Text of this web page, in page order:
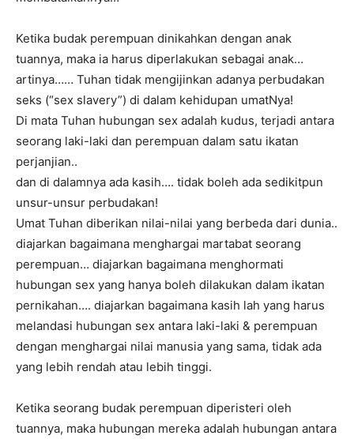
Ketika budak perempuan dinikahkan dengan anak
tuannya, maka ia harus diperlakukan sebagai anak…
artinya…… Tuhan tidak mengijinkan adanya perbudakan
seks (“sex slavery”) di dalam kehidupan umatNya!
Di mata Tuhan hubungan sex adalah kudus, terjadi antara
seorang laki-laki dan perempuan dalam satu ikatan
perjanjian..
dan di dalamnya ada kasih…. tidak boleh ada sedikitpun
unsur-unsur perbudakan!
Umat Tuhan diberikan nilai-nilai yang berbeda dari dunia..
diajarkan bagaimana menghargai martabat seorang
perempuan… diajarkan bagaimana menghormati
hubungan sex yang hanya boleh dilakukan dalam ikatan
pernikahan…. diajarkan bagaimana kasih lah yang harus
melandasi hubungan sex antara laki-laki & perempuan
dengan menghargai nilai manusia yang sama, tidak ada
yang lebih rendah atau lebih tinggi.
Ketika seorang budak perempuan diperisteri oleh
tuannya, maka hubungan mereka adalah hubungan antara